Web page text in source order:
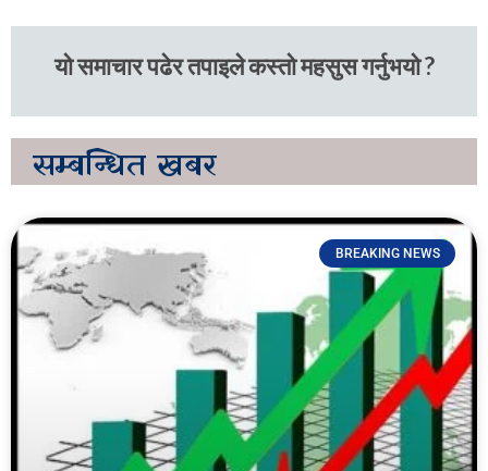
यो समाचार पढेर तपाइले कस्तो महसुस गर्नुभयो ?
सम्बन्धित खबर
BREAKING NEWS